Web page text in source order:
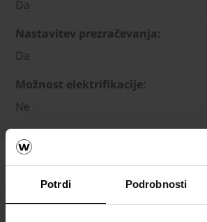
Potrdi Podrobnosti
Da
Nastavitev prezračevanja:
Da
Možnost elektrifikacije:
Ne